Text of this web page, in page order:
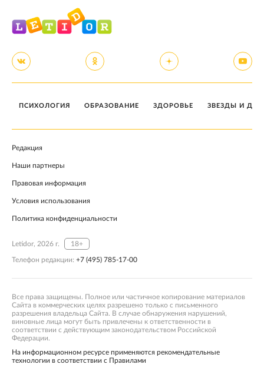
ПСИХОЛОГИЯ ОБРАЗОВАНИЕ ЗДОРОВЬЕ ЗВЕЗДЫ И
Редакция
Наши партнеры
Правовая информация
Условия использования
Политика конфиденциальности
Letidor, 2026 г. 18+
Телефон редакции: +7 (495) 785-17-00
Все права защищены. Полное или частичное копирование материалов
Сайта в коммерческих целях разрешено только с письменного
разрешения владельца Сайта. В случае обнаружения нарушений,
виновные лица могут быть привлечены к ответственности в
соответствии с действующим законодательством Российской
Федерации.
На информационном ресурсе применяются рекомендательные
технологии в соответствии с Правилами